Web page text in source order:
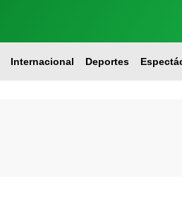
Internacional Deportes